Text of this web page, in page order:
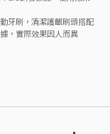
牙刷，清潔護齦刷頭搭配
，實際效果因人而異